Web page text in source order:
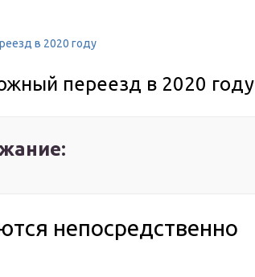
в 2020 году
переезд в 2020 году
непосредственно